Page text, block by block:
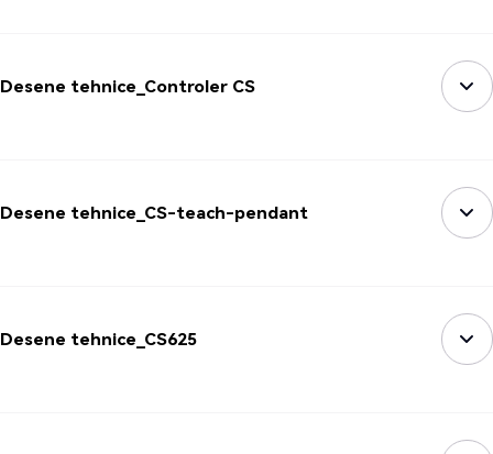
Desene tehnice_Controler CS
Desene tehnice_CS-teach-pendant
Desene tehnice_CS625